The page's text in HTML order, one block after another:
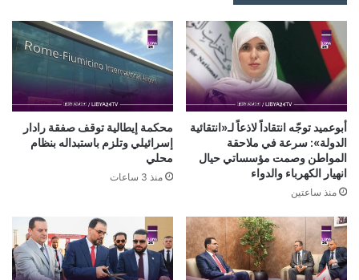
أبوعميد توجّه انتقاداً لاذعاً لـ«انتقائية
الدولة»: سرعة في ملاحقة
المواطن وصمت مؤسساتي حيال
انهيار الكهرباء والدواء
منذ ساعتين
محكمة إيطالية توقف صفقة رادار
إسرائيلي وتلزم باستبداله بنظام
محلي
منذ 3 ساعات